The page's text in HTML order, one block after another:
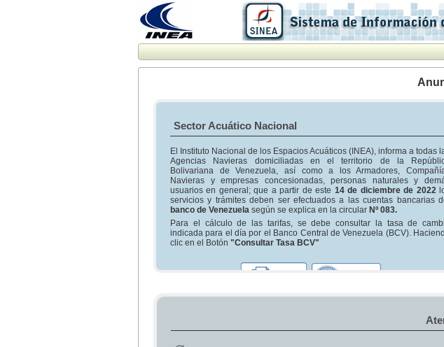
Sector Acuático Nacional
El Instituto Nacional de los Espacios Acuáticos (INEA), informa a todas
Agencias Navieras domiciliadas en el territorio de la
Bolivariana de Venezuela, así como a los Armadores,
Navieras y empresas concesionadas, personas naturales y
usuarios en general; que a partir de este 14 de diciembre de 2022
servicios y trámites deben ser efectuados a las cuentas bancarias
banco de Venezuela según se explica en la circular Nº 083.
Para el cálculo de las tarifas, se debe consultar la tasa de
indicada para el día por el Banco Central de Venezuela (BCV).
clic en el Botón "Consultar Tasa BCV"